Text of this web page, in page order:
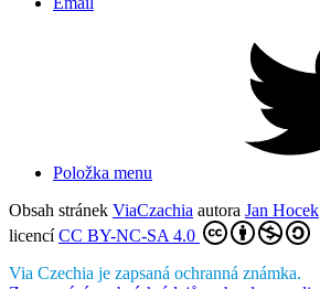
Položka menu
Obsah stránek ViaCzachia autora Jan Hocek
licencíCC BY-NC-SA 4.0
Via Czechia je zapsaná ochranná známka.